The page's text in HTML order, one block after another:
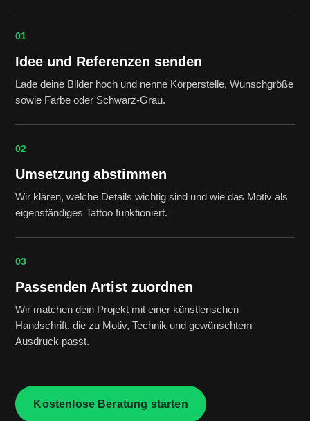
01
Idee und Referenzen senden
Lade deine Bilder hoch und nenne Körperstelle, Wunschgröße
sowie Farbe oder Schwarz-Grau.
02
Umsetzung abstimmen
Wir klären, welche Details wichtig sind und wie das Motiv als
eigenständiges Tattoo funktioniert.
03
Passenden Artist zuordnen
Wir matchen dein Projekt mit einer künstlerischen
Handschrift, die zu Motiv, Technik und gewünschtem
Ausdruck passt.
Kostenlose Beratung starten